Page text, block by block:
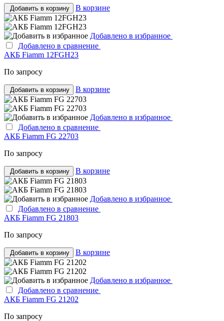
Добавить в корзину В корзине
Добавлено в избранное
Добавлено в сравнение
АКБ Fiamm 12FGH23
По запросу
Добавить в корзину В корзине
Добавлено в избранное
Добавлено в сравнение
АКБ Fiamm FG 22703
По запросу
Добавить в корзину В корзине
Добавлено в избранное
Добавлено в сравнение
АКБ Fiamm FG 21803
По запросу
Добавить в корзину В корзине
Добавлено в избранное
Добавлено в сравнение
АКБ Fiamm FG 21202
По запросу